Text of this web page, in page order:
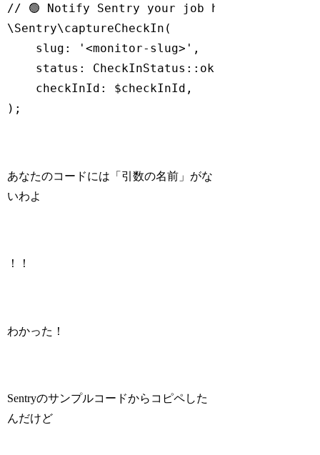
// 🟢 Notify Sentry your job has completed
\Sentry\captureCheckIn(
    slug:
'<monitor-slug>' ,
    status: CheckInStatus::ok(),
    checkInId: $checkInId,
);
あなたのコードには「引数の名前」がな
いわよ
！！
わかった！
Sentryのサンプルコードからコピペした
んだけど